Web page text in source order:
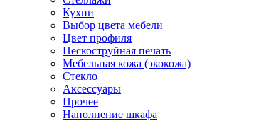
Кухни
Выбор цвета мебели
Цвет профиля
Пескоструйная печать
Мебельная кожа (экокожа)
Стекло
Аксессуары
Прочее
Наполнение шкафа